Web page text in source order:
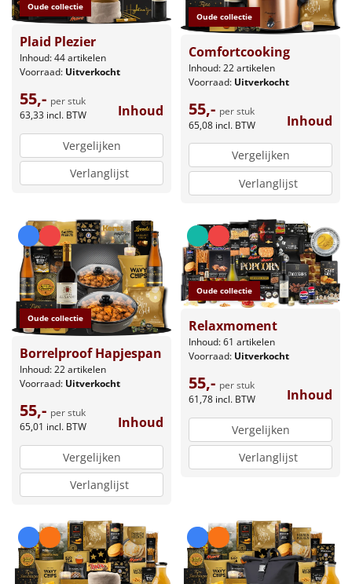
Oude collectie
Plaid Plezier
Inhoud: 44 artikelen
Voorraad: Uitverkocht
55,- per stuk
63,33 incl. BTW Inhoud
Vergelijken
Verlanglijst
Oude collectie
Comfortcooking
Inhoud: 22 artikelen
Voorraad: Uitverkocht
55,- per stuk
65,08 incl. BTW Inhoud
Vergelijken
Verlanglijst
Oude collectie
Borrelproof Hapjespan
Inhoud: 22 artikelen
Voorraad: Uitverkocht
55,- per stuk
65,01 incl. BTW Inhoud
Vergelijken
Verlanglijst
Oude collectie
Relaxmoment
Inhoud: 61 artikelen
Voorraad: Uitverkocht
55,- per stuk
61,78 incl. BTW Inhoud
Vergelijken
Verlanglijst